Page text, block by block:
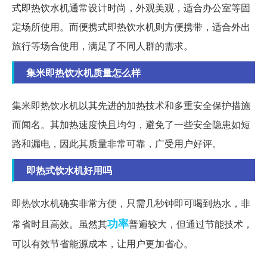
式即热饮水机通常设计时尚，外观美观，适合办公室等固
定场所使用。而便携式即热饮水机则方便携带，适合外出
旅行等场合使用，满足了不同人群的需求。
集米即热饮水机质量怎么样
集米即热饮水机以其先进的加热技术和多重安全保护措施
而闻名。其加热速度快且均匀，避免了一些安全隐患如短
路和漏电，因此其质量非常可靠，广受用户好评。
即热式饮水机好用吗
即热饮水机确实非常方便，只需几秒钟即可喝到热水，非
常省时且高效。虽然其功率普遍较大，但通过节能技术，
可以有效节省能源成本，让用户更加省心。